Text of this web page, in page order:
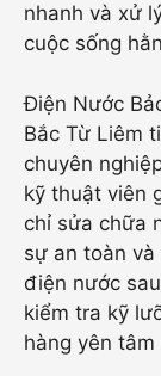
nhanh và xử
cuộc sống
Điện Nước
Bắc Từ Liêm
chuyên
kỹ thuật viên
chỉ sửa chữa
sự an toàn
điện nước
kiểm tra kỹ
hàng yên